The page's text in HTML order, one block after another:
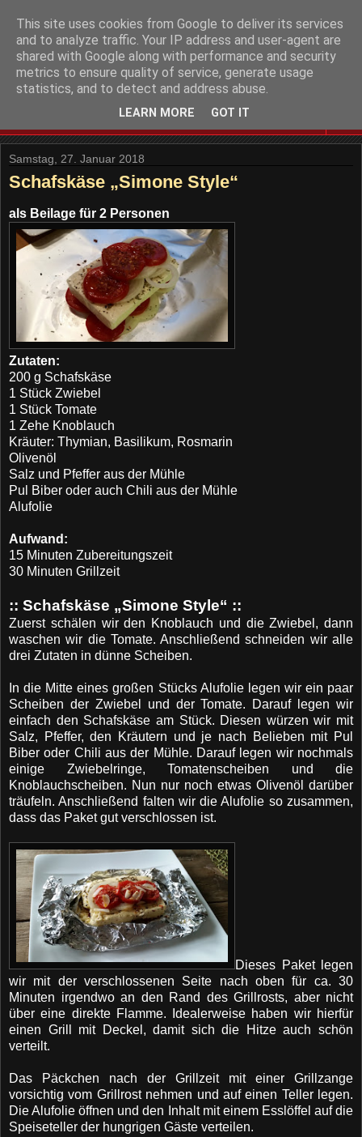
Samstag, 27. Januar 2018
Schafskäse „Simone Style“
als Beilage für 2 Personen
Zutaten:
200 g Schafskäse
1 Stück Zwiebel
1 Stück Tomate
1 Zehe Knoblauch
Kräuter: Thymian, Basilikum, Rosmarin
Olivenöl
Salz und Pfeffer aus der Mühle
Pul Biber oder auch Chili aus der Mühle
Alufolie
Aufwand:
15 Minuten Zubereitungszeit
30 Minuten Grillzeit
:: Schafskäse „Simone Style“ ::
Zuerst schälen wir den Knoblauch und die Zwiebel, dann
waschen wir die Tomate. Anschließend schneiden wir alle
drei Zutaten in dünne Scheiben.
In die Mitte eines großen Stücks Alufolie legen wir ein paar
Scheiben der Zwiebel und der Tomate. Darauf legen wir
einfach den Schafskäse am Stück. Diesen würzen wir mit
Salz, Pfeffer, den Kräutern und je nach Belieben mit Pul
Biber oder Chili aus der Mühle. Darauf legen wir nochmals
einige Zwiebelringe, Tomatenscheiben und die
Knoblauchscheiben. Nun nur noch etwas Olivenöl darüber
träufeln. Anschließend falten wir die Alufolie so zusammen,
dass das Paket gut verschlossen ist.
Dieses Paket legen
wir mit der verschlossenen Seite nach oben für ca. 30
Minuten irgendwo an den Rand des Grillrosts, aber nicht
über eine direkte Flamme. Idealerweise haben wir hierfür
einen Grill mit Deckel, damit sich die Hitze auch schön
verteilt.
Das Päckchen nach der Grillzeit mit einer Grillzange
vorsichtig vom Grillrost nehmen und auf einen Teller legen.
Die Alufolie öffnen und den Inhalt mit einem Esslöffel auf die
Speiseteller der hungrigen Gäste verteilen.
This site uses cookies from Google to deliver its services
and to analyze traffic. Your IP address and user-agent are
shared with Google along with performance and security
metrics to ensure quality of service, generate usage
statistics, and to detect and address abuse.
LEARN MORE GOT IT